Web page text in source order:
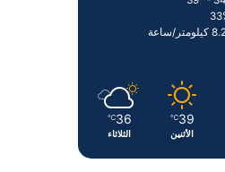
ن
م
ساعة
39
℃
الأثنين
36
℃
الثلاثاء